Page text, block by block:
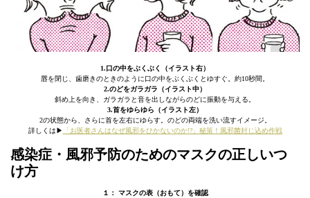
1.口の中をぶくぶく（イラスト右）
唇を閉じ、歯磨きのときのように口の中をぶくぶくとゆすぐ。約10秒間。
2.のどをガラガラ（イラスト中）
斜め上を向き、ガラガラと音を出しながらのどに振動を与える。
3.首をゆらゆら（イラスト左）
2の状態から、さらに首を左右にゆらす。のどの両端を洗い流すイメージ。
詳しくは▶︎
「お医者さんはなぜ風邪をひかないのか!?」秘策！風邪菌封じ込め作戦
感染症・風邪予防のためのマスクの正しいつ
け方
１： マスクの表（おもて）を確認